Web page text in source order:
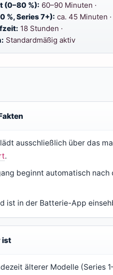
(0–80 %): 60–90 Minuten ·
%, Series 7+): ca. 45 Minuten ·
18 Stunden ·
Standardmäßig aktiv
ausschließlich über das
.
beginnt automatisch
ist in der Batterie-App
ist
älterer Modelle (Series